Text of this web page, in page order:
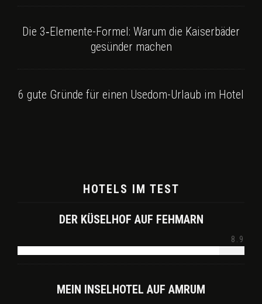
Die 3‑Elemente-Formel: Warum die Kaiserbäder
gesünder machen
6 gute Gründe für einen Usedom-Urlaub im Hotel
HOTELS IM TEST
DER KÜSELHOF AUF FEHMARN
8.9
MEIN INSELHOTEL AUF AMRUM